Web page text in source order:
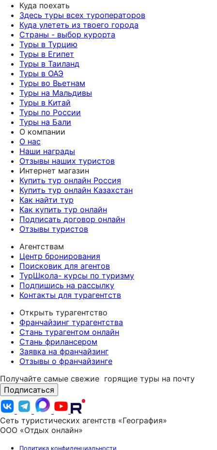
Куда поехать
Здесь туры всех туроператоров
Куда улететь из твоего города
Страны - выбор курорта
Туры в Турцию
Туры в Египет
Туры в Таиланд
Туры в ОАЭ
Туры во Вьетнам
Туры на Мальдивы
Туры в Китай
Туры по России
Туры на Бали
О компании
О нас
Наши награды
Отзывы наших туристов
Интернет магазин
Купить тур онлайн Россия
Купить тур онлайн Казахстан
Как найти тур
Как купить тур онлайн
Подписать договор онлайн
Отзывы туристов
Агентствам
Центр бронирования
Поисковик для агентов
ТурШкола- курсы по туризму
Подпишись на рассылку
Контакты для турагентств
Открыть турагентство
Франчайзинг турагентства
Стань турагентом онлайн
Стань фрилансером
Заявка на франчайзинг
Отзывы о франчайзинге
Получайте самые свежие горящие туры на почту
Подписаться
Сеть туристических агентств «География»
ООО «Отдых онлайн»
Политика конфиденциальности